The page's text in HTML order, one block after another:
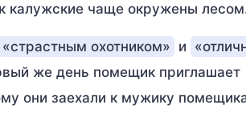
калужские чаще окружены
«страстным охотником» и
же день помещик приглашает
они заехали к мужику